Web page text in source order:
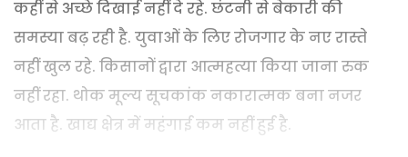
कहीं से अच्छे दिखाई नहीं दे रहे. छंटनी से बेकारी की
समस्या बढ़ रही है. युवाओं के लिए रोजगार के नए रास्ते
नहीं खुल रहे. किसानों द्वारा आत्महत्या किया जाना रुक
नहीं रहा. थोक मूल्य सूचकांक नकारात्मक बना नजर
आता है. खाद्य क्षेत्र में महंगाई कम नहीं हुई है.